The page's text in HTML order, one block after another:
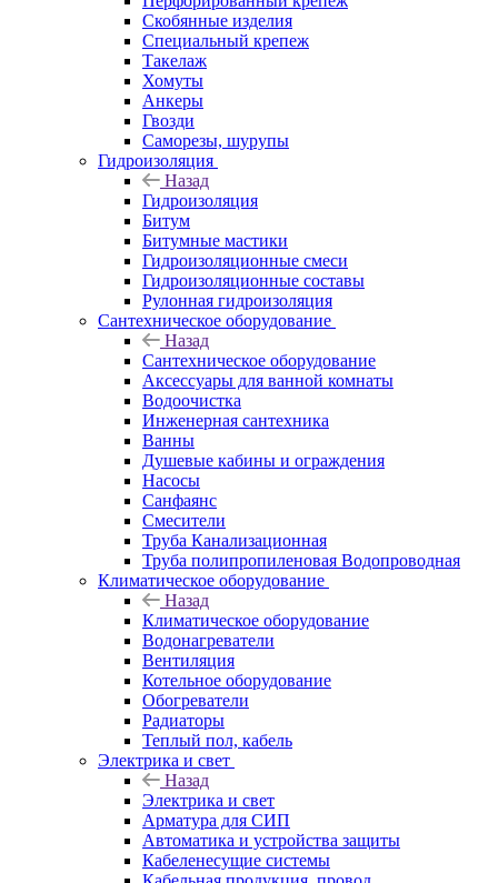
Скобянные изделия
Специальный крепеж
Такелаж
Хомуты
Анкеры
Гвозди
Саморезы, шурупы
Гидроизоляция
Назад
Гидроизоляция
Битум
Битумные мастики
Гидроизоляционные смеси
Гидроизоляционные составы
Рулонная гидроизоляция
Сантехническое оборудование
Назад
Сантехническое оборудование
Аксессуары для ванной комнаты
Водоочистка
Инженерная сантехника
Ванны
Душевые кабины и ограждения
Насосы
Санфаянс
Смесители
Труба Канализационная
Труба полипропиленовая Водопроводная
Климатическое оборудование
Назад
Климатическое оборудование
Водонагреватели
Вентиляция
Котельное оборудование
Обогреватели
Радиаторы
Теплый пол, кабель
Электрика и свет
Назад
Электрика и свет
Арматура для СИП
Автоматика и устройства защиты
Кабеленесущие системы